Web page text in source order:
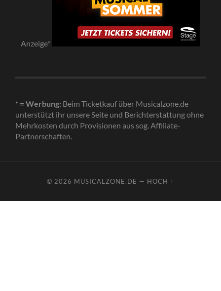
Anzeige*
* = Werbung: Beim Ticketkauf über Musicalzone.de
unterstützt ihr unsere Seite und Berichterstattung ohne
Mehrkosten durch Provisionen aus sog. Affiliate-
Partnerschaften.
© 2026 MUSICALZONE.DE — HOCH ↑